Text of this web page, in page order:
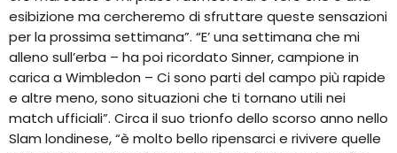
esibizione ma cercheremo di sfruttare queste sensazioni
per la prossima settimana”. “E’ una settimana che mi
alleno sull’erba – ha poi ricordato Sinner, campione in
carica a Wimbledon – Ci sono parti del campo più rapide
e altre meno, sono situazioni che ti tornano utili nei
match ufficiali”. Circa il suo trionfo dello scorso anno nello
Slam londinese, “è molto bello ripensarci e rivivere quelle